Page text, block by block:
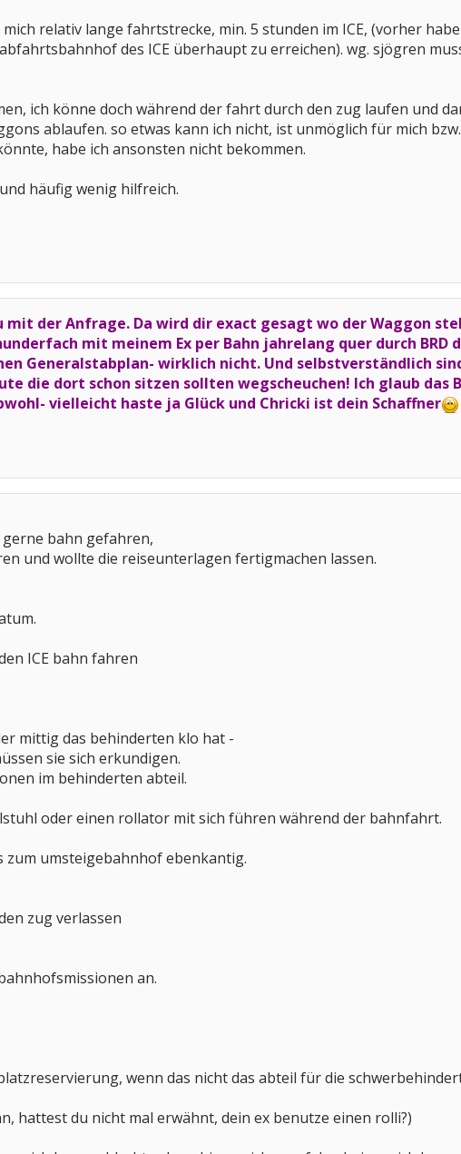
relativ lange fahrtstrecke, min. 5 stunden im ICE, (vorher
des ICE überhaupt zu erreichen). wg. sjögren
ich könne doch während der fahrt durch den zug laufen und
ablaufen. so etwas kann ich nicht, ist unmöglich für mich
habe ich ansonsten nicht bekommen.
häufig wenig hilfreich.
mit der Anfrage. Da wird dir exact gesagt wo der Waggon
mit meinem Ex per Bahn jahrelang quer durch BRD
Generalstabplan- wirklich nicht. Und selbstverständlich
die dort schon sitzen sollten wegscheuchen! Ich glaub
vielleicht haste ja Glück und Chricki ist dein Schaffner
bahn gefahren,
und wollte die reiseunterlagen fertigmachen lassen.
ICE bahn fahren
mittig das behinderten klo hat -
sie sich erkundigen.
im behinderten abteil.
oder einen rollator mit sich führen während der bahnfahrt.
zum umsteigebahnhof ebenkantig.
zug verlassen
an.
wenn das nicht das abteil für die
hattest du nicht mal erwähnt, dein ex benutze einen rolli?)